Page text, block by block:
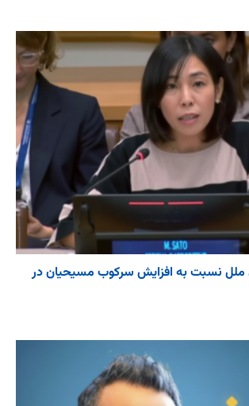
ملل نسبت به افزایش سرکوب مسیحیان در